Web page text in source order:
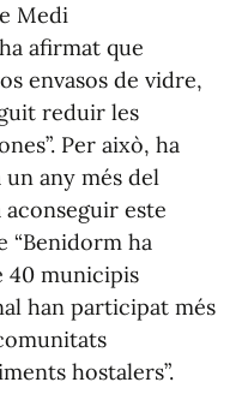
Medi
afirmat que
envasos de vidre,
reduir les
Per això, ha
un any més del
este
“Benidorm ha
40 municipis
han participat més
hostalers”.